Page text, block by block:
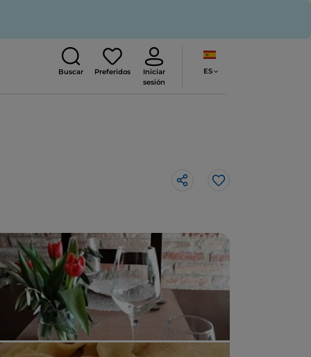
Buscar Preferidos
Iniciar
sesión
ES
Me gusta